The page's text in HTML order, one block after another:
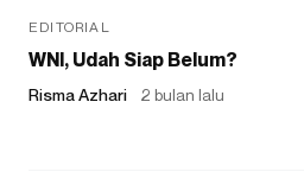
EDITORIAL
WNI, Udah Siap Belum?
Risma Azhari 2 bulan lalu